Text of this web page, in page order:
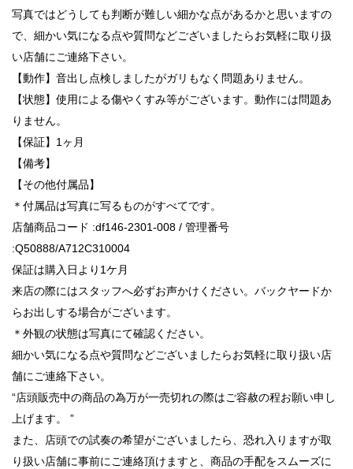
写真ではどうしても判断が難しい細かな点があるかと思いますの
で、細かい気になる点や質問などございましたらお気軽に取り扱
い店舗にご連絡下さい。
【動作】音出し点検しましたがガリもなく問題ありません。
【状態】使用による傷やくすみ等がございます。動作には問題あ
りません。
【保証】1ヶ月
【備考】
【その他付属品】
＊付属品は写真に写るものがすべてです。
店舗商品コード :df146-2301-008 / 管理番号
:Q50888/A712C310004
保証は購入日より1ケ月
来店の際にはスタッフへ必ずお声かけください。バックヤードか
らお出しする場合がございます。
＊外観の状態は写真にて確認ください。
細かい気になる点や質問などございましたらお気軽に取り扱い店
舗にご連絡下さい。
“店頭販売中の商品の為万が一売切れの際はご容赦の程お願い申し
上げます。 ”
また、店頭での試奏の希望がございましたら、恐れ入りますが取
り扱い店舗に事前にご連絡頂けますと、商品の手配をスムーズに